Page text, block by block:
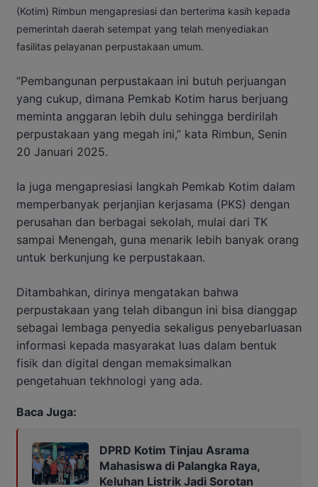
(Kotim) Rimbun mengapresiasi dan berterima kasih kepada
pemerintah daerah setempat yang telah menyediakan
fasilitas pelayanan perpustakaan umum.
“Pembangunan perpustakaan ini butuh perjuangan
yang cukup, dimana Pemkab Kotim harus berjuang
meminta anggaran lebih dulu sehingga berdirilah
perpustakaan yang megah ini,” kata Rimbun, Senin
20 Januari 2025.
Ia juga mengapresiasi langkah Pemkab Kotim dalam
memperbanyak perjanjian kerjasama (PKS) dengan
perusahan dan berbagai sekolah, mulai dari TK
sampai Menengah, guna menarik lebih banyak orang
untuk berkunjung ke perpustakaan.
Ditambahkan, dirinya mengatakan bahwa
perpustakaan yang telah dibangun ini bisa dianggap
sebagai lembaga penyedia sekaligus penyebarluasan
informasi kepada masyarakat luas dalam bentuk
fisik dan digital dengan memaksimalkan
pengetahuan tekhnologi yang ada.
Baca Juga:
DPRD Kotim Tinjau Asrama
Mahasiswa di Palangka Raya,
Keluhan Listrik Jadi Sorotan